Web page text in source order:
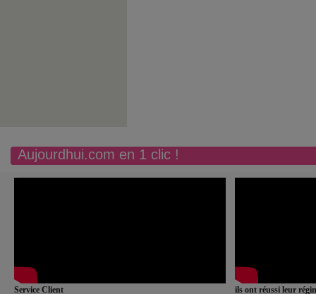
Aujourdhui.com en 1 clic !
Service Client
ils ont réussi leur